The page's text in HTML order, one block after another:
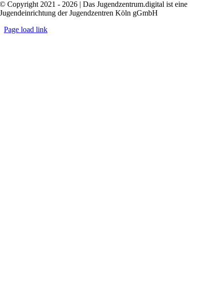
© Copyright 2021 - 2026 | Das Jugendzentrum.digital ist eine
Jugendeinrichtung der Jugendzentren Köln gGmbH
Page load link